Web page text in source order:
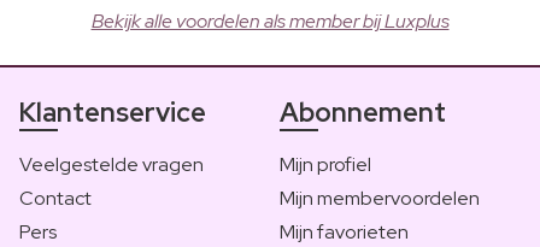
Bekijk alle voordelen als member bij Luxplus
Klantenservice
Veelgestelde vragen
Contact
Pers
Abonnement
Mijn profiel
Mijn membervoordelen
Mijn favorieten